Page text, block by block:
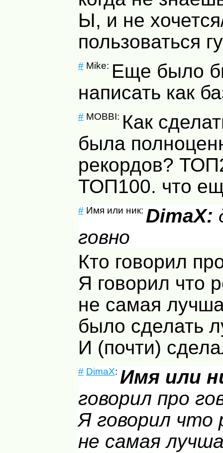
Ы, и не
пользоваться
#Mike: Еще было
написать как
#MOBBI: Как
была
рекордов?
ТОП100. что
#Имя или ник: DimaX:
говно
Кто говорил
Я говорил что
не самая
было сделать
И (почти)
# DimaX: Имя или
говорил про
Я говорил что
не самая